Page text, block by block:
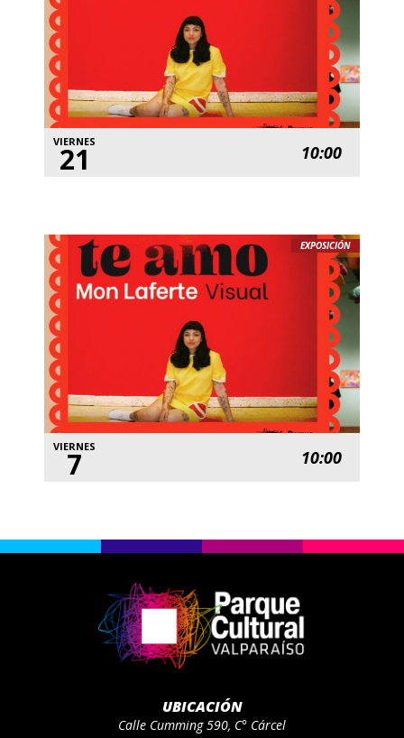
VIERNES
21 10:00
EXPOSICIÓN
VIERNES
7 10:00
UBICACIÓN
Calle Cumming 590, C° Cárcel